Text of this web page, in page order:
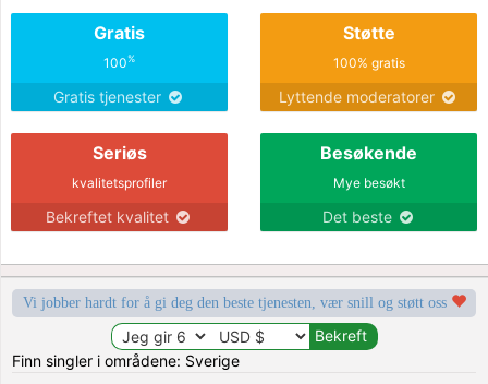
Gratis
100%
Gratis tjenester
Støtte
100% gratis
Lyttende moderatorer
Seriøs
kvalitetsprofiler
Bekreftet kvalitet
Besøkende
Mye besøkt
Det beste
Vi jobber hardt for å gi deg den beste tjenesten, vær snill og støtt oss
Finn singler i områdene: Sverige